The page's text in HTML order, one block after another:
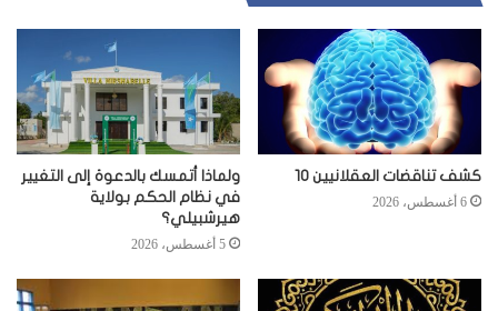
كشف تناقضات العقلانيين 10
6 أغسطس، 2026
ولماذا أتمسك بالدعوة إلى التغيير
في نظام الحكم بولاية
هيرشبيلي؟
5 أغسطس، 2026